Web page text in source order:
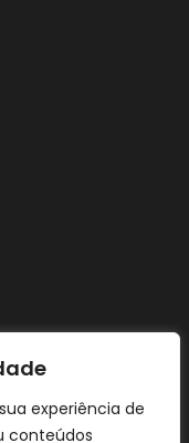
experiência de
conteúdos